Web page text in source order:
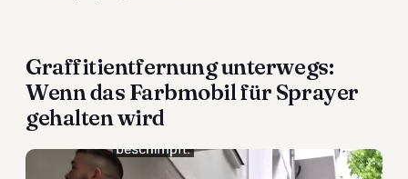
Graffitientfernung unterwegs:
Wenn das Farbmobil für Sprayer
gehalten wird